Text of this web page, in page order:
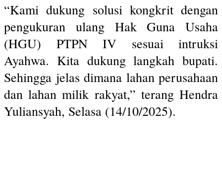
“Kami dukung solusi kongkrit dengan
pengukuran ulang Hak Guna Usaha
(HGU) PTPN IV sesuai intruksi
Ayahwa. Kita dukung langkah bupati.
Sehingga jelas dimana lahan perusahaan
dan lahan milik rakyat,” terang Hendra
Yuliansyah, Selasa (14/10/2025).